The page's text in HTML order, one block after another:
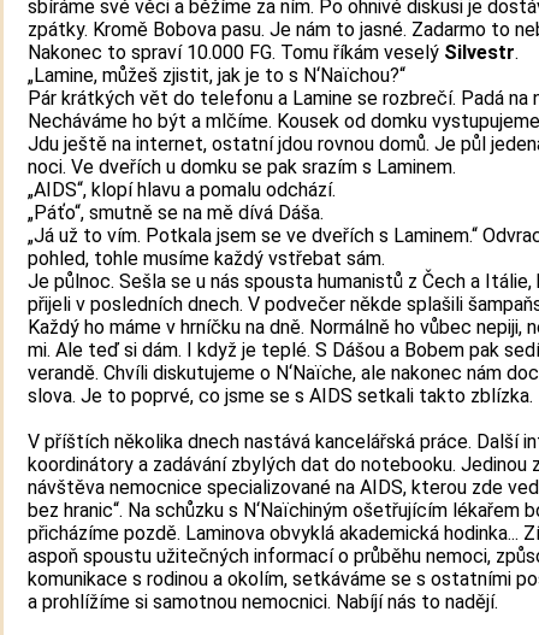
sbíráme své věci a běžíme za ním. Po ohnivé diskusi je
zpátky. Kromě Bobova pasu. Je nám to jasné. Zadarmo to
Nakonec to spraví 10.000 FG. Tomu říkám veselý Silvestr.
„Lamine, můžeš zjistit, jak je to s N‘Naïchou?“
Pár krátkých vět do telefonu a Lamine se rozbrečí. Padá na
Necháváme ho být a mlčíme. Kousek od domku
Jdu ještě na internet, ostatní jdou rovnou domů. Je půl
noci. Ve dveřích u domku se pak srazím s Laminem.
„AIDS“, klopí hlavu a pomalu odchází.
„Páťo“, smutně se na mě dívá Dáša.
„Já už to vím. Potkala jsem se ve dveřích s Laminem.“
pohled, tohle musíme každý vstřebat sám.
Je půlnoc. Sešla se u nás spousta humanistů z Čech a
přijeli v posledních dnech. V podvečer někde splašili
Každý ho máme v hrníčku na dně. Normálně ho vůbec nepiji,
mi. Ale teď si dám. I když je teplé. S Dášou a Bobem pak
verandě. Chvíli diskutujeme o N‘Naïche, ale nakonec nám
slova. Je to poprvé, co jsme se s AIDS setkali takto zblízka.
V příštích několika dnech nastává kancelářská práce. Další
koordinátory a zadávání zbylých dat do notebooku. Jedinou
návštěva nemocnice specializované na AIDS, kterou zde
bez hranic“. Na schůzku s N‘Naïchiným ošetřujícím lékařem
přicházíme pozdě. Laminova obvyklá akademická hodinka...
aspoň spoustu užitečných informací o průběhu nemoci,
komunikace s rodinou a okolím, setkáváme se s ostatními
a prohlížíme si samotnou nemocnici. Nabíjí nás to nadějí.